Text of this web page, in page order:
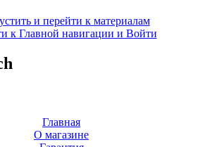
и перейти к материалам
к Главной навигации и Войти
Главная
О магазине